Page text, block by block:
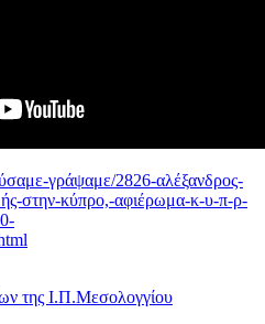
γράψαμε/2826-αλέξανδρος-
στην-κύπρο,-αφιέρωμα-κ-υ-π-ρ-
της Ι.Π.Μεσολογγίου